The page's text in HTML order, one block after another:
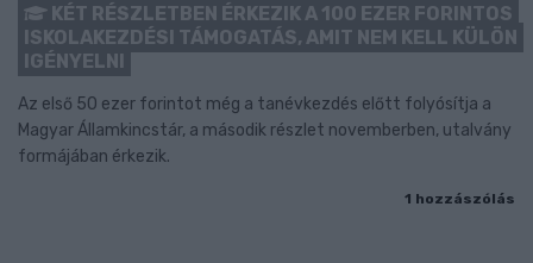
KÉT RÉSZLETBEN ÉRKEZIK A 100 EZER FORINTOS
ISKOLAKEZDÉSI TÁMOGATÁS, AMIT NEM KELL KÜLÖN
IGÉNYELNI
Az első 50 ezer forintot még a tanévkezdés előtt folyósítja a
Magyar Államkincstár, a második részlet novemberben, utalvány
formájában érkezik.
1 hozzászólás